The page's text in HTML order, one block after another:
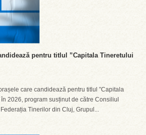
pentru titlul ”Capitala Tineretului
care candidează pentru titlul ”Capitala
2026, program susținut de către Consiliul
Tinerilor din Cluj, Grupul...